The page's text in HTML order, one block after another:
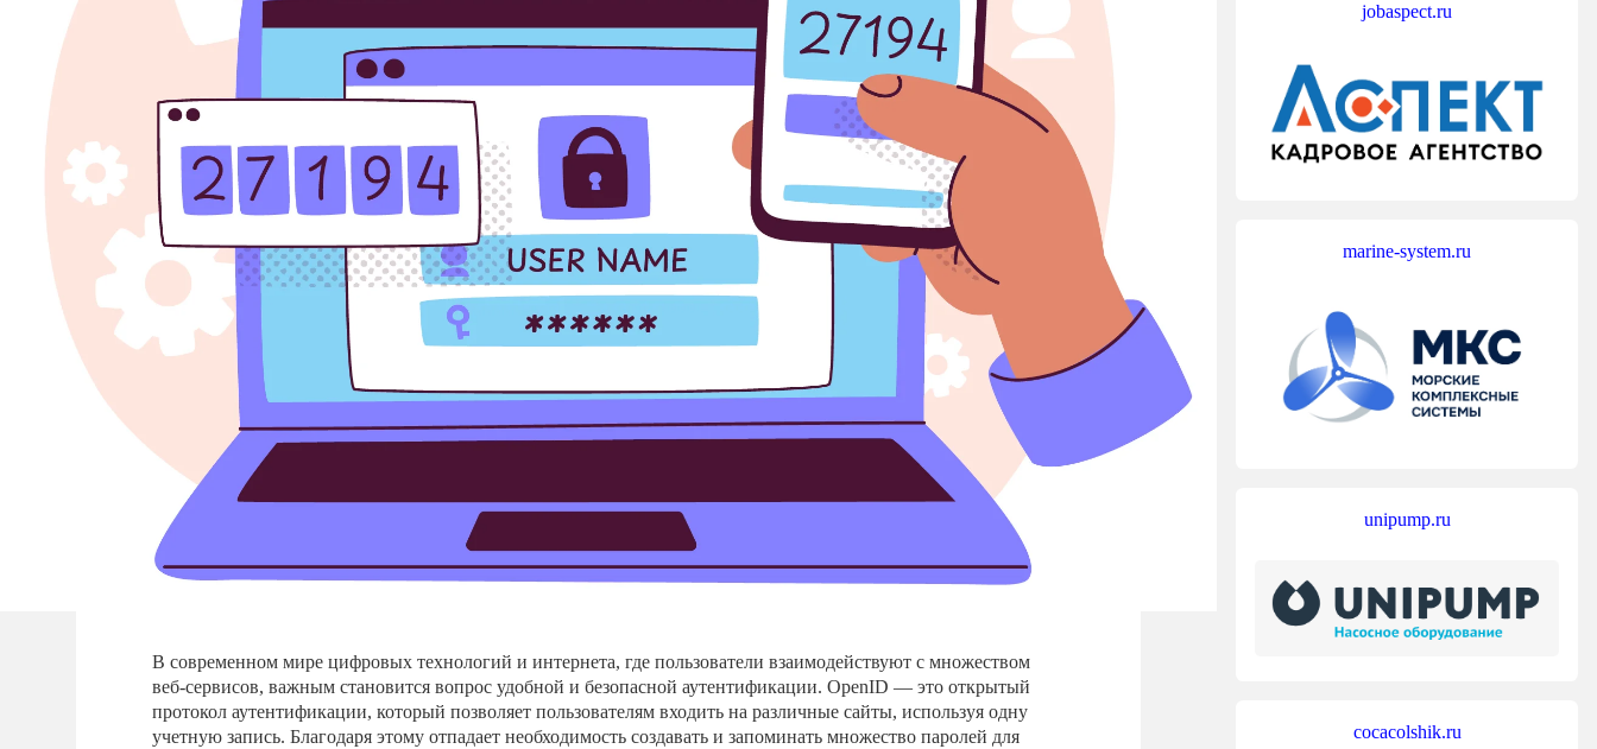
В современном мире цифровых технологий и интернета, где пользователи взаимодействуют с множеством
веб-сервисов, важным становится вопрос удобной и безопасной аутентификации. OpenID — это открытый
протокол аутентификации, который позволяет пользователям входить на различные сайты, используя одну
учетную запись. Благодаря этому отпадает необходимость создавать и запоминать множество паролей для
jobaspect.ru
marine-system.ru
unipump.ru
cocacolshik.ru